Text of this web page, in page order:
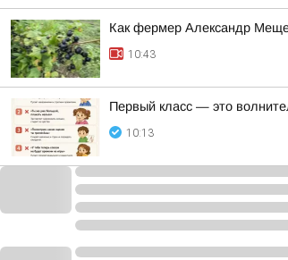
Как фермер Александр
10:43
Первый класс — это
10:13